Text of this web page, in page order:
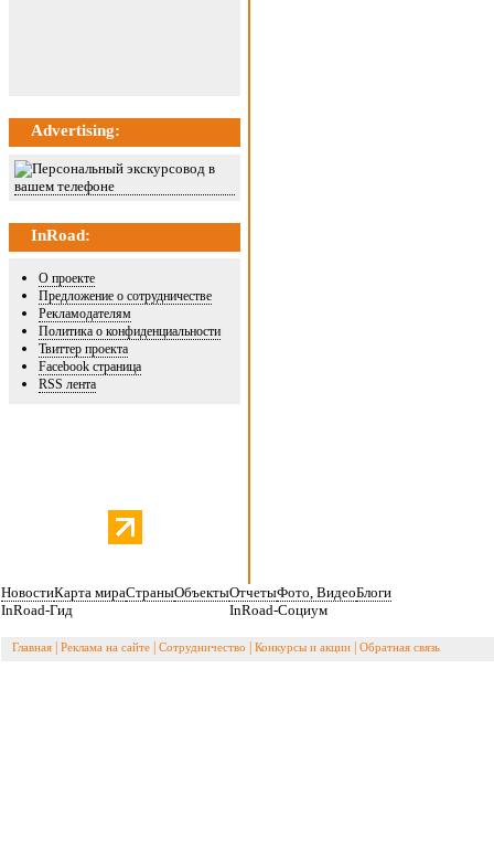
Advertising:
InRoad:
О проекте
Предложение о сотрудничестве
Рекламодателям
Политика о конфиденциальности
Твиттер проекта
Facebook страница
RSS лента
НовостиКарта мираСтраныОбъектыОтчетыФото, ВидеоБлоги
InRoad-Гид
InRoad-Социум
Главная Реклама на сайте Сотрудничество Конкурсы и акции Обратная связь